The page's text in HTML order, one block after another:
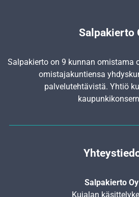
Salpakierto
Salpakierto on 9 kunnan omistama
omistajakuntiensa
palvelutehtävistä. Yhtiö
Salpakierto Oy
Kujalan